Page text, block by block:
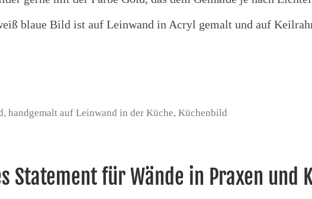
blaue Bild ist auf Leinwand in Acryl gemalt und auf
handgemalt auf Leinwand in der Küche, Küchenbild
Statement für Wände in Praxen und